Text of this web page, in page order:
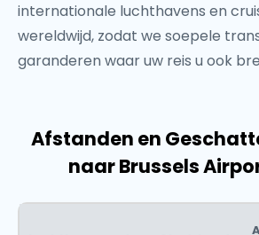
internationale luchthavens en
wereldwijd, zodat we soepele
garanderen waar uw reis u ook
Afstanden en
naar Brussels